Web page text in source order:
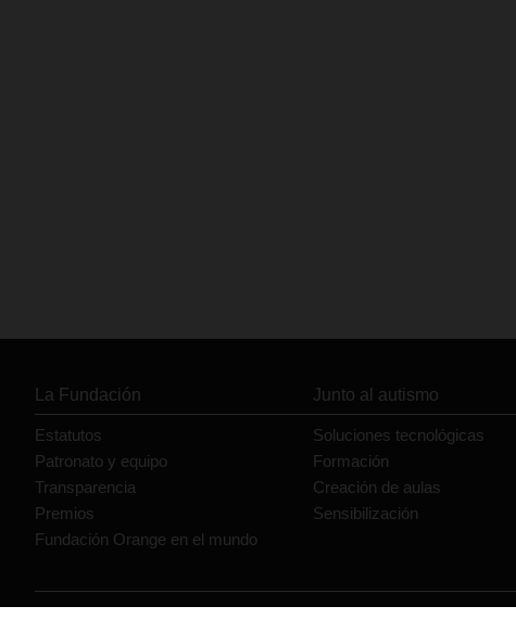
La Fundación
Estatutos
Patronato y equipo
Transparencia
Premios
Fundación Orange en el mundo
Junto al autismo
Soluciones tecnológicas
Formación
Creación de aulas
Sensibilización